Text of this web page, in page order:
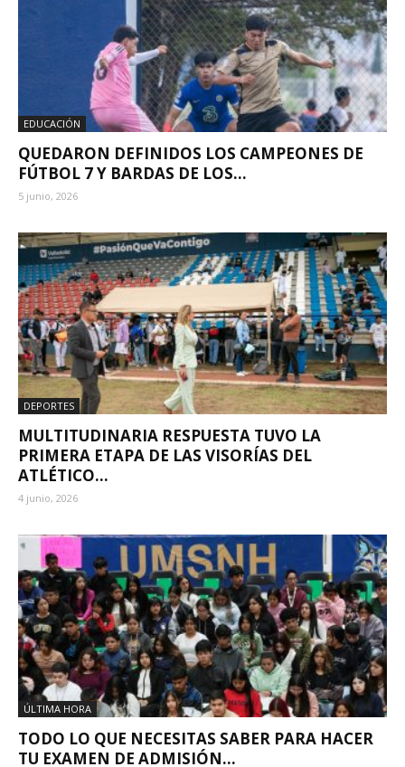
EDUCACIÓN
QUEDARON DEFINIDOS LOS CAMPEONES DE
FÚTBOL 7 Y BARDAS DE LOS...
5 junio, 2026
DEPORTES
MULTITUDINARIA RESPUESTA TUVO LA
PRIMERA ETAPA DE LAS VISORÍAS DEL
ATLÉTICO...
4 junio, 2026
ÚLTIMA HORA
TODO LO QUE NECESITAS SABER PARA HACER
TU EXAMEN DE ADMISIÓN...